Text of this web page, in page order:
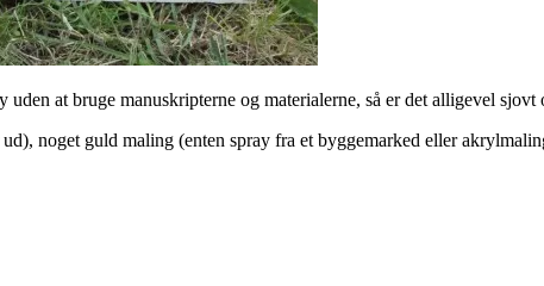
at bruge manuskripterne og materialerne, så er det alligevel sjovt
noget guld maling (enten spray fra et byggemarked eller